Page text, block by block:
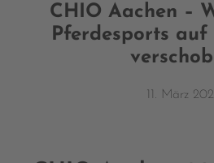
CHIO Aachen –
Pferdesports auf
11. März